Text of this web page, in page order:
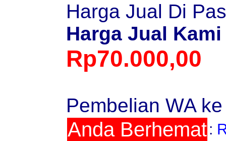
Harga Jual Di
Harga Jual
Rp70.000,00
Pembelian WA
Anda Berhemat: